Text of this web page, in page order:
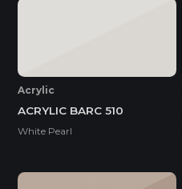
Acrylic
ACRYLIC BARC 510
White Pearl